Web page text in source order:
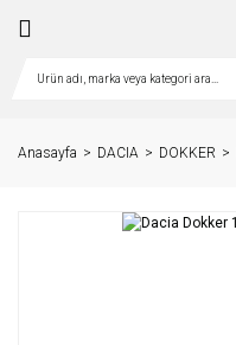
Anasayfa DACIA DOKKER